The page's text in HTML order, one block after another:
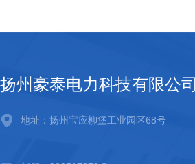
扬州豪泰电力科技有限公司
地址：扬州宝应柳堡工业园区68号